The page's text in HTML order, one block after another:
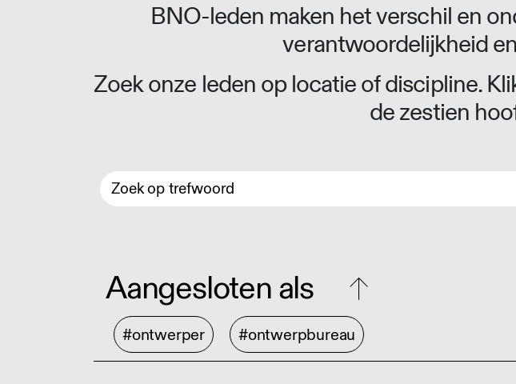
BNO-leden maken het verschil en
verantwoordelijkheid
Zoek onze leden op locatie of discipline.
de zestien
Aangesloten als
#ontwerper #ontwerpbureau